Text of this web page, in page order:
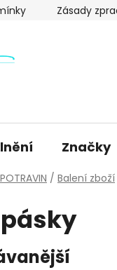
Zásady
Značky
/ Balení zboží